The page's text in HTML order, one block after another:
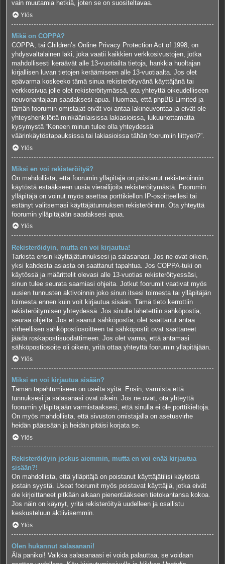
vain muutamia hetkiä, joten se on suositeltavaa.
Ylös
Mikä on COPPA?
COPPA, tai Children’s Online Privacy Protection Act of 1998, on
yhdysvaltalainen laki, joka vaatii kaikkien verkkosivustojen, jotka
mahdollisesti keräävät alle 13-vuotiailta tietoja, hankkia huoltajan
kirjallisen luvan tietojen keräämiseen alle 13-vuotiaalta. Jos olet
epävarma koskeeko tämä sinua rekisteröityvänä käyttäjänä tai
verkkosivua jolle olet rekisteröitymässä, ota yhteyttä oikeudelliseen
neuvonantajaan saadaksesi apua. Huomaa, että phpBB Limited ja
tämän foorumin omistajat eivät voi antaa lakineuvontaa ja eivät ole
yhteyshenkilöitä minkäänlaisissa lakiasioissa, lukuunottamatta
kysymystä “Keneen minun tulee olla yhteydessä
väärinkäytöstapauksissa tai lakiasioissa tähän foorumiin liittyen?”.
Ylös
Miksi en voi rekisteröityä?
On mahdollista, että foorumin ylläpitäjä on poistanut rekisteröinnin
käytöstä estääkseen uusia vierailijoita rekisteröitymästä. Foorumin
ylläpitäjä on voinut myös asettaa porttikiellon IP-osoitteellesi tai
estänyt valitsemasi käyttäjätunnuksen rekisteröinnin. Ota yhteyttä
foorumin ylläpitäjään saadaksesi apua.
Ylös
Rekisteröidyin, mutta en voi kirjautua!
Tarkista ensin käyttäjätunnuksesi ja salasanasi. Jos ne ovat oikein,
yksi kahdesta asiasta on saattanut tapahtua. Jos COPPA-tuki on
käytössä ja määrittelit olevasi alle 13-vuotias rekisteröityessäsi,
sinun tulee seurata saamiasi ohjeita. Jotkut foorumit vaativat myös
uusien tunnusten aktivoinnin joko sinun itsesi toimesta tai ylläpitäjän
toimesta ennen kuin voit kirjautua sisään. Tämä tieto kerrottiin
rekisteröitymisen yhteydessä. Jos sinulle lähetettiin sähköpostia,
seuraa ohjeita. Jos et saanut sähköpostia, olet saattanut antaa
virheellisen sähköpostiosoitteen tai sähköpostit ovat saattaneet
jäädä roskapostisuodattimeen. Jos olet varma, että antamasi
sähköpostiosoite oli oikein, yritä ottaa yhteyttä foorumin ylläpitäjään.
Ylös
Miksi en voi kirjautua sisään?
Tämän tapahtumiseen on useita syitä. Ensin, varmista että
tunnuksesi ja salasanasi ovat oikein. Jos ne ovat, ota yhteyttä
foorumin ylläpitäjään varmistaaksesi, että sinulla ei ole porttikieltoja.
On myös mahdollista, että sivuston omistajalla on asetusvirhe
heidän päässään ja heidän pitäisi korjata se.
Ylös
Rekisteröidyin joskus aiemmin, mutta en voi enää kirjautua
sisään?!
On mahdollista, että ylläpitäjä on poistanut käyttäjätilisi käytöstä
jostain syystä. Useat foorumit myös poistavat käyttäjiä, jotka eivät
ole kirjoittaneet pitkään aikaan pienentääkseen tietokantansa kokoa.
Jos näin on käynyt, yritä rekisteröityä uudelleen ja osallistu
keskusteluun aktiivisemmin.
Ylös
Olen hukannut salasanani!
Älä panikoi! Vaikka salasanaasi ei voida palauttaa, se voidaan